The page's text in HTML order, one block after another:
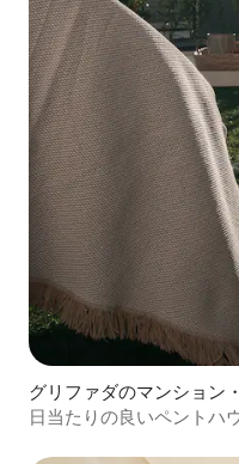
グリファダのマンション
日当たりの良いペントハ